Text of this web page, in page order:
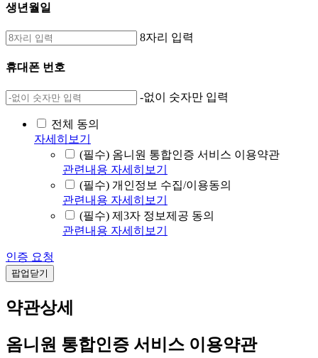
생년월일
8자리 입력
휴대폰 번호
-없이 숫자만 입력
전체 동의
자세히보기
(필수) 옴니원 통합인증 서비스 이용약관
관련내용 자세히보기
(필수) 개인정보 수집/이용동의
관련내용 자세히보기
(필수) 제3자 정보제공 동의
관련내용 자세히보기
인증 요청
팝업닫기
약관상세
옴니원 통합인증 서비스 이용약관